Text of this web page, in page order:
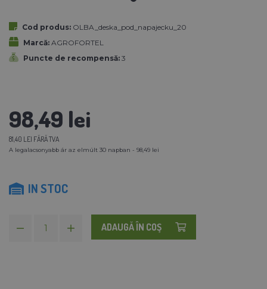
Cod produs: OLBA_deska_pod_napajecku_20
Marcă: AGROFORTEL
Puncte de recompensă: 3
98,49 lei
81,40 LEI FĂRĂ TVA
A legalacsonyabb ár az elmúlt 30 napban - 98,49 lei
IN STOC
ADAUGĂ ÎN COŞ